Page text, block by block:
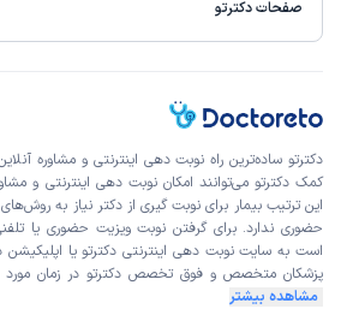
صفحات دکترتو
دکترتو ساده‌ترین راه نوبت‌ دهی اینترنتی و مشاوره
کمک دکترتو می‌توانند امکان نوبت دهی اینترنتی و
این ترتیب بیمار برای نوبت گیری از دکتر نیاز به
حضوری ندارد. برای گرفتن نوبت ویزیت حضوری یا
است به سایت نوبت دهی اینترنتی دکترتو یا
پزشکان متخصص و فوق تخصص دکترتو در زمان
مشاهده بیشتر